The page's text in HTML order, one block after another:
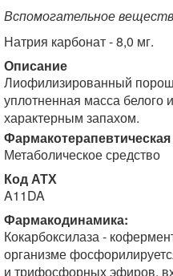
Вспомогательное
Натрия карбонат - 8,0 мг.
Описание
Лиофилизированный
уплотненная масса белого
характерным запахом.
Метаболическое средство
Код АТХ
A11DA
Фармакодинамика:
Кокарбоксилаза -
организме
и трифосфорных эфиров,